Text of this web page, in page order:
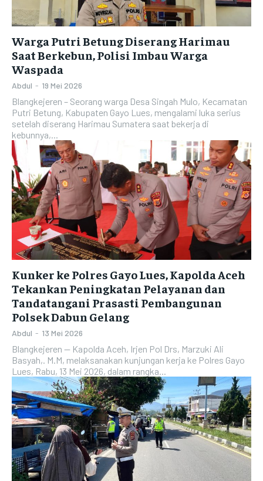
Warga Putri Betung Diserang Harimau
Saat Berkebun, Polisi Imbau Warga
Waspada
Abdul - 19 Mei 2026
Blangkejeren – Seorang warga Desa Singah Mulo, Kecamatan
Putri Betung, Kabupaten Gayo Lues, mengalami luka serius
setelah diserang Harimau Sumatera saat bekerja di
kebunnya,...
Kunker ke Polres Gayo Lues, Kapolda Aceh
Tekankan Peningkatan Pelayanan dan
Tandatangani Prasasti Pembangunan
Polsek Dabun Gelang
Abdul - 13 Mei 2026
Blangkejeren — Kapolda Aceh, Irjen Pol Drs, Marzuki Ali
Basyah,. M.M, melaksanakan kunjungan kerja ke Polres Gayo
Lues, Rabu, 13 Mei 2026, dalam rangka...